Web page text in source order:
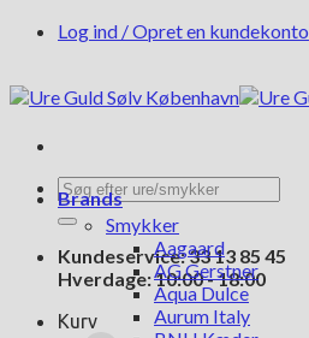
FortsætLog ind / Opret en kundekonto
Søg
efter:
Kundeservice: 33 13 85 45
Hverdage: 10:00 - 18:00
Kurv
Brands
Smykker
Aagaard
AG Gerstner
Aqua Dulce
Aurum Italy